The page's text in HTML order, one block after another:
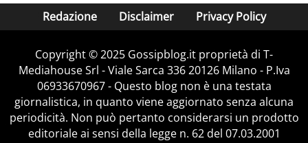
Redazione Disclaimer Privacy Policy
Copyright © 2025 Gossipblog.it proprietà di T-
Mediahouse Srl - Viale Sarca 336 20126 Milano - P.Iva
06933670967 - Questo blog non è una testata
giornalistica, in quanto viene aggiornato senza alcuna
periodicità. Non può pertanto considerarsi un prodotto
editoriale ai sensi della legge n. 62 del 07.03.2001